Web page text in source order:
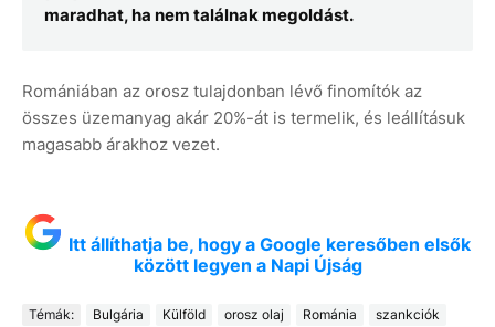
maradhat, ha nem találnak megoldást.
Romániában az orosz tulajdonban lévő finomítók az
összes üzemanyag akár 20%-át is termelik, és leállításuk
magasabb árakhoz vezet.
Itt állíthatja be, hogy a Google keresőben elsők
között legyen a Napi Újság
Témák: Bulgária Külföld orosz olaj Románia szankciók